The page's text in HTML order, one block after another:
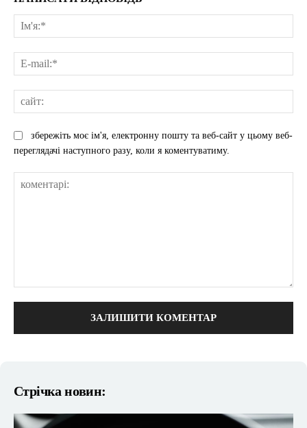
збережіть моє ім'я, електронну пошту та веб-сайт у цьому веб-
переглядачі наступного разу, коли я коментуватиму.
Стрічка новин: